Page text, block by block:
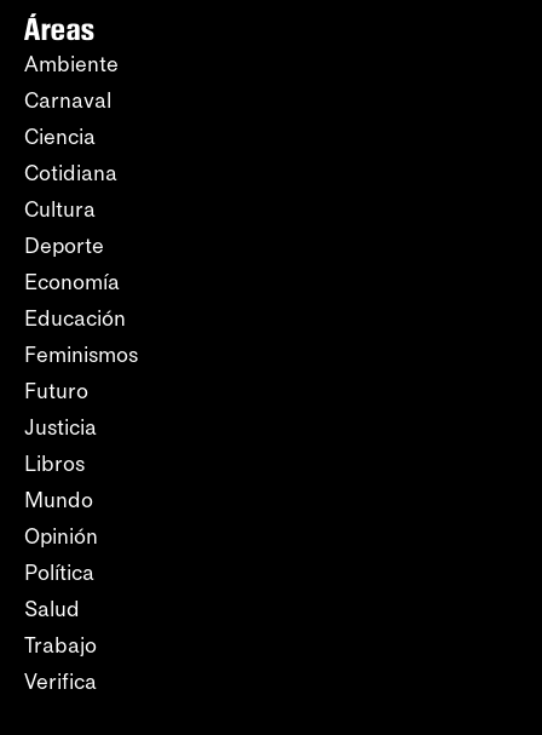
Áreas
Ambiente
Carnaval
Ciencia
Cotidiana
Cultura
Deporte
Economía
Educación
Feminismos
Futuro
Justicia
Libros
Mundo
Opinión
Política
Salud
Trabajo
Verifica